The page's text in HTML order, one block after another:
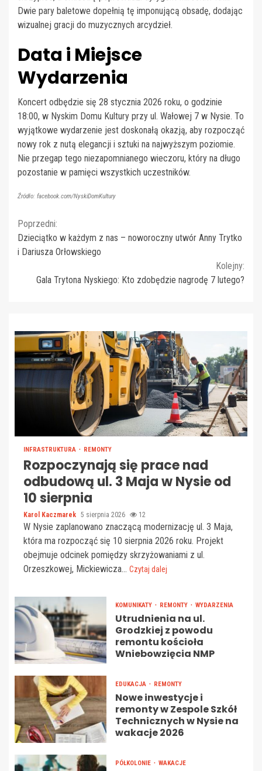
Dwie pary baletowe dopełnią tę imponującą obsadę, dodając
wizualnej gracji do muzycznych arcydzieł.
Data i Miejsce
Wydarzenia
Koncert odbędzie się 28 stycznia 2026 roku, o godzinie
18:00, w Nyskim Domu Kultury przy ul. Wałowej 7 w Nysie. To
wyjątkowe wydarzenie jest doskonałą okazją, aby rozpocząć
nowy rok z nutą elegancji i sztuki na najwyższym poziomie.
Nie przegap tego niezapomnianego wieczoru, który na długo
pozostanie w pamięci wszystkich uczestników.
Źródło: facebook.com/NyskiDomKultury
Continue
Reading
Poprzedni:
Dzieciątko w każdym z nas – noworoczny utwór Anny Trytko
i Dariusza Orłowskiego
Kolejny:
Gala Trytona Nyskiego: Kto zdobędzie nagrodę 7 lutego?
INFRASTRUKTURA REMONTY
Rozpoczynają się prace nad
odbudową ul. 3 Maja w Nysie od
10 sierpnia
Karol Kaczmarek 5 sierpnia 2026 12
W Nysie zaplanowano znaczącą modernizację ul. 3 Maja,
która ma rozpocząć się 10 sierpnia 2026 roku. Projekt
obejmuje odcinek pomiędzy skrzyżowaniami z ul.
Orzeszkowej, Mickiewicza... Czytaj dalej
KOMUNIKATY REMONTY WYDARZENIA
Utrudnienia na ul.
Grodzkiej z powodu
remontu kościoła
Wniebowzięcia NMP
EDUKACJA REMONTY
Nowe inwestycje i
remonty w Zespole Szkół
Technicznych w Nysie na
wakacje 2026
PÓŁKOLONIE WAKACJE